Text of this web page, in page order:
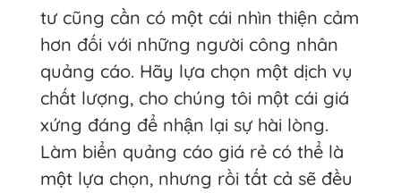
tư cũng cần có một cái nhìn thiện cảm
hơn đối với những người công nhân
quảng cáo. Hãy lựa chọn một dịch vụ
chất lượng, cho chúng tôi một cái giá
xứng đáng để nhận lại sự hài lòng.
Làm biển quảng cáo giá rẻ có thể là
một lựa chọn, nhưng rồi tất cả sẽ đều